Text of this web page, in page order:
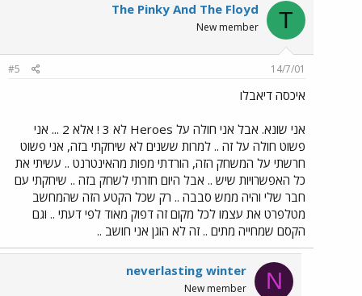
T
The Pinky And The Floyd
New member
14/7/01
#5
איכסה דיאבלו
אני שונא. אבל אני חולה על Heroes לא 3 ! אלא 2 ... אני
פשוט חולה על זה .. למרות ששנים לא שיחקתי בזה, אני פשוט
חרשתי על המשחק הזה, הורדתי מפות מהאינטרנט .. עשיתי את
כל האפשרויות שיש .. אבל היום חזרתי לשחק בזה .. שיחקתי עם
חבר שלי והיה ממש סבבה .. רק שכל הקטע הזה שהמחשב
מטלפרט את עצמו לכל מקום זה דפוק מאוד לפי דעתי .. וגם
הקסם שמחייה מתים .. זה לא הוגן אני חושב ..
N
neverlasting winter
New member